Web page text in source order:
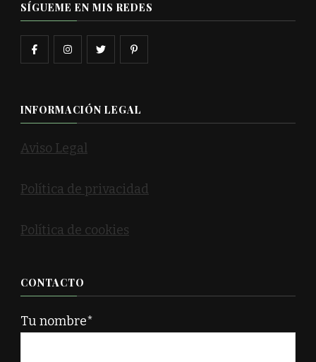
SÍGUEME EN MIS REDES
INFORMACIÓN LEGAL
Aviso Legal
Política de privacidad
Política de cookies
CONTACTO
Tu nombre*